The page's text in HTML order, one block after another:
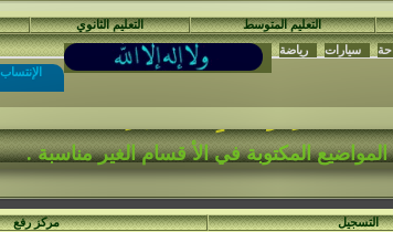
التعليم المتوسط التعليم الثانوي
سيارات
رياضة
الإنتساب
السَّفِير الْمُجِدّ التَّعْلِيمِيَّة
العامة..يمنع كتابة مواضيع حول ما يسمى بتفسير الأحلام
التسجيل مركز رفع